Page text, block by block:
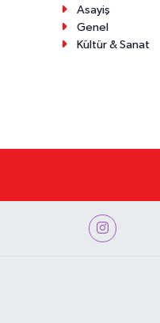
Asayiş
Genel
Kültür & Sanat